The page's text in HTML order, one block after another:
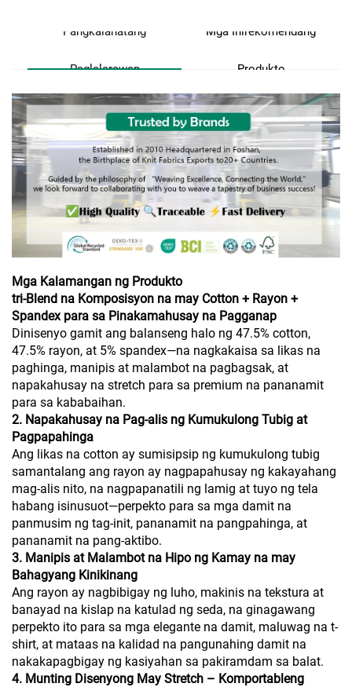
Pangkalahatang
Paglalarawan
Mga Inirekomendang
Produkto
Mga Kalamangan ng Produkto
tri-Blend na Komposisyon na may Cotton + Rayon +
Spandex para sa Pinakamahusay na Pagganap
Dinisenyo gamit ang balanseng halo ng 47.5% cotton,
47.5% rayon, at 5% spandex—na nagkakaisa sa likas na
paghinga, manipis at malambot na pagbagsak, at
napakahusay na stretch para sa premium na pananamit
para sa kababaihan.
2. Napakahusay na Pag-alis ng Kumukulong Tubig at
Pagpapahinga
Ang likas na cotton ay sumisipsip ng kumukulong tubig
samantalang ang rayon ay nagpapahusay ng kakayahang
mag-alis nito, na nagpapanatili ng lamig at tuyo ng tela
habang isinusuot—perpekto para sa mga damit na
panmusim ng tag-init, pananamit na pangpahinga, at
pananamit na pang-aktibo.
3. Manipis at Malambot na Hipo ng Kamay na may
Bahagyang Kinikinang
Ang rayon ay nagbibigay ng luho, makinis na tekstura at
banayad na kislap na katulad ng seda, na ginagawang
perpekto ito para sa mga elegante na damit, maluwag na t-
shirt, at mataas na kalidad na pangunahing damit na
nakakapagbigay ng kasiyahan sa pakiramdam sa balat.
4. Munting Disenyong May Stretch – Komportableng